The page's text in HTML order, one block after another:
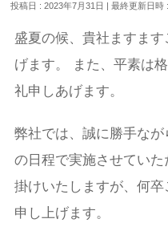
投稿日 : 2023年7月31日 最終更新日時
盛夏の候、貴社ますま
げます。 また、平素は
礼申しあげます。
弊社では、誠に勝手な
の日程で実施させてい
掛けいたしますが、何
申し上げます。